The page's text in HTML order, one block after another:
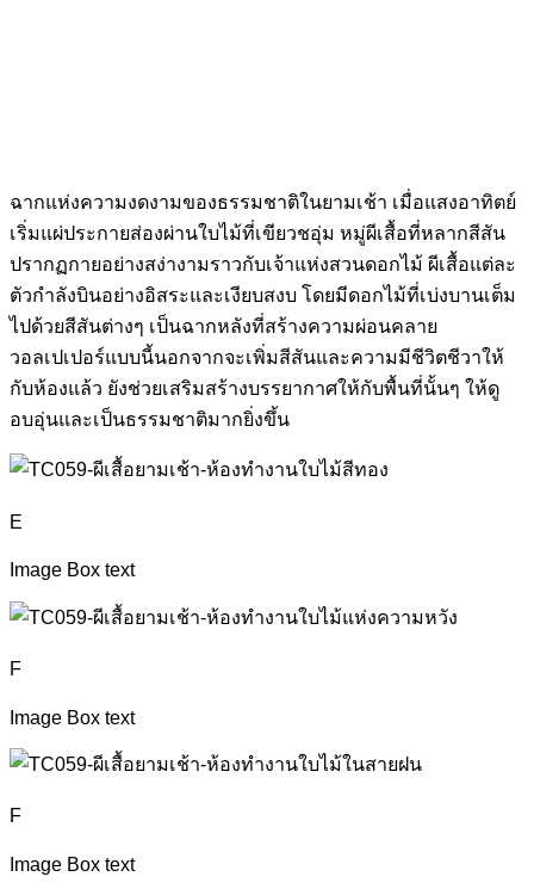
ฉากแห่งความงดงามของธรรมชาติในยามเช้า เมื่อแสงอาทิตย์
เริ่มแผ่ประกายส่องผ่านใบไม้ที่เขียวชอุ่ม หมู่ผีเสื้อที่หลากสีสัน
ปรากฏกายอย่างสง่างามราวกับเจ้าแห่งสวนดอกไม้ ผีเสื้อแต่ละ
ตัวกำลังบินอย่างอิสระและเงียบสงบ โดยมีดอกไม้ที่เบ่งบานเต็ม
ไปด้วยสีสันต่างๆ เป็นฉากหลังที่สร้างความผ่อนคลาย
วอลเปเปอร์แบบนี้นอกจากจะเพิ่มสีสันและความมีชีวิตชีวาให้
กับห้องแล้ว ยังช่วยเสริมสร้างบรรยากาศให้กับพื้นที่นั้นๆ ให้ดู
อบอุ่นและเป็นธรรมชาติมากยิ่งขึ้น
E
Image Box text
F
Image Box text
F
Image Box text